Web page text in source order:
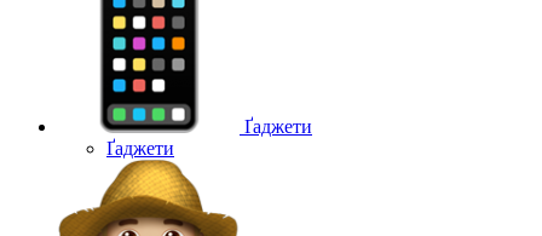
Ґаджети
Ґаджети